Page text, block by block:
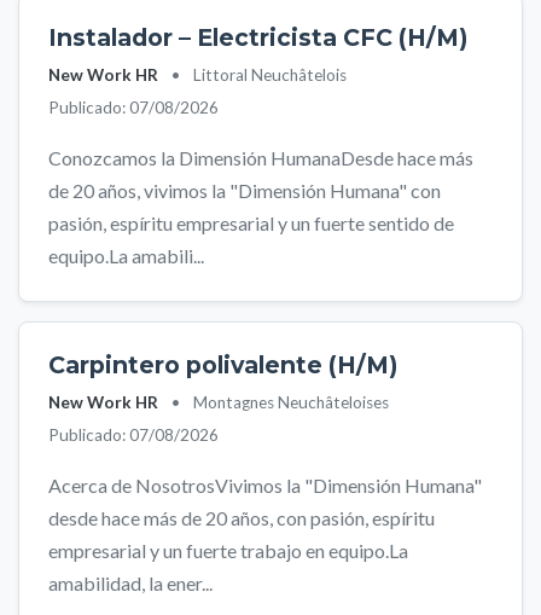
Instalador – Electricista CFC (H/M)
New Work HR •
Littoral Neuchâtelois
Publicado: 07/08/2026
Conozcamos la Dimensión HumanaDesde hace más
de 20 años, vivimos la "Dimensión Humana" con
pasión, espíritu empresarial y un fuerte sentido de
equipo.La amabili...
Carpintero polivalente (H/M)
New Work HR •
Montagnes Neuchâteloises
Publicado: 07/08/2026
Acerca de NosotrosVivimos la "Dimensión Humana"
desde hace más de 20 años, con pasión, espíritu
empresarial y un fuerte trabajo en equipo.La
amabilidad, la ener...